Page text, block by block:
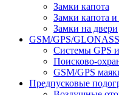
Замки капота
Замки капота
Замки на двери
GSM/GPS/
Системы GPS
Поисково-
GSM/GPS
Предпусковые